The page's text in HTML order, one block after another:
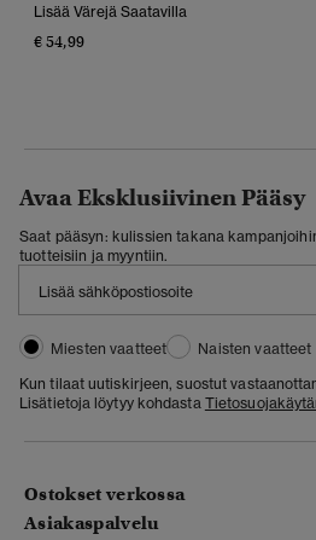
Lisää Värejä Saatavilla
€ 54,99
Avaa Eksklusiivinen Pääsy
Saat pääsyn: kulissien takana
tuotteisiin ja myyntiin.
Miesten vaatteet
Naisten vaatteet
Kun tilaat uutiskirjeen, suostut
Lisätietoja löytyy kohdasta
Ostokset verkossa
Asiakaspalvelu